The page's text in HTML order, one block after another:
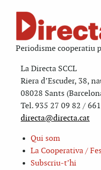
Periodisme cooperatiu
La Directa SCCL
Riera d’Escuder, 38,
08028 Sants
Tel. 935 27 09 82 /
directa@directa.cat
Qui som
La Cooperativa /
Subscriu-t’hi